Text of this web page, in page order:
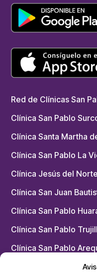
Red de Clínicas San
Clínica San Pablo
Clínica Santa Martha
Clínica San Pablo La
Clínica Jesús del Norte
Clínica San Juan
Clínica San Pablo
Clínica San Pablo
Clínica San Pablo
Chacarilla – Medicina